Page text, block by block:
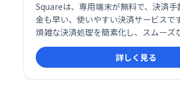
Squareは、専用端末が無料で、決済手
金も早い、使いやすい決済サービスで
煩雑な決済処理を簡素化し、スムーズ
トします。今なら端末代実質0円！導
で、ビジネスをもっと楽しく効率的に
詳しく見る